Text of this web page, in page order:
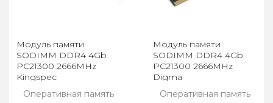
Модуль памяти
SODIMM DDR4 4Gb
PC21300 2666MHz
Kingspec
KS2666D4N12004G
Оперативная память
Модуль памяти
SODIMM DDR4 4Gb
PC21300 2666MHz
Digma
(DGMAS42666004S)
Оперативная память